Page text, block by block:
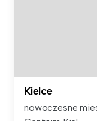
Kielce
nowoczesne